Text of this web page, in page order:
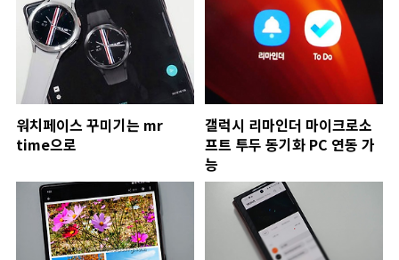
워치페이스 꾸미기는 mr
time으로
갤럭시 리마인더 마이크로소
프트 투두 동기화 PC 연동 가
능